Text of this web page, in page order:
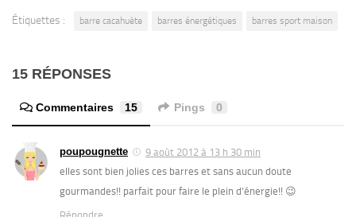
Étiquettes : barre cacahuète barres énergétiques barres sport maison
15 RÉPONSES
Commentaires 15 Pings 0
poupougnette
9 août 2012 à 13 h 30 min
elles sont bien jolies ces barres et sans aucun doute
gourmandes!! parfait pour faire le plein d’énergie!! 😉